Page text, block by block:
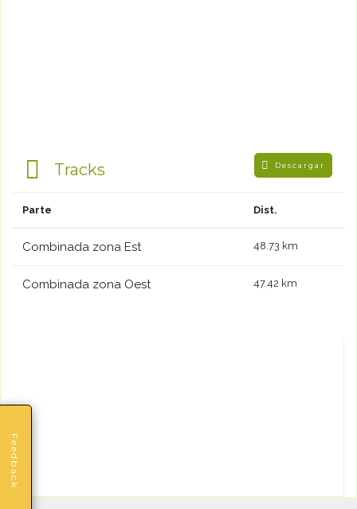
Feedback
Tracks Descargar
Parte Dist.
Combinada zona Est 48.73 km
Combinada zona Oest 47.42 km